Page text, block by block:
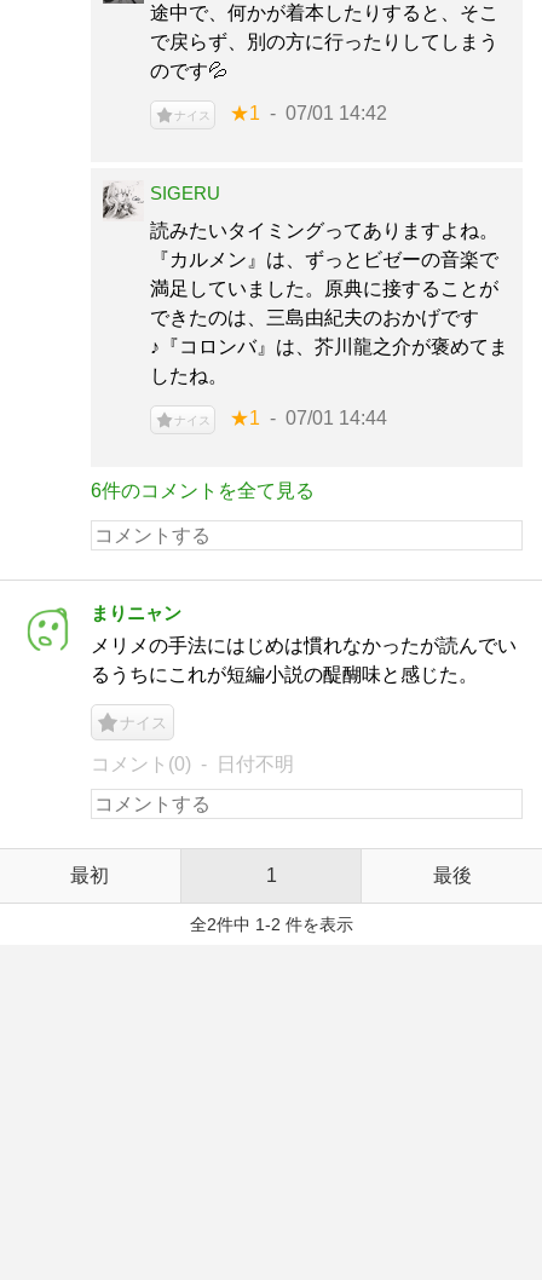
途中で、何かが着本したりすると、そこ
で戻らず、別の方に行ったりしてしまう
のです💦
ナイス ★1 07/01 14:42
SIGERU
読みたいタイミングってありますよね。
『カルメン』は、ずっとビゼーの音楽で
満足していました。原典に接することが
できたのは、三島由紀夫のおかげです
♪『コロンバ』は、芥川龍之介が褒めてま
したね。
ナイス ★1 07/01 14:44
6件のコメントを全て見る
まりニャン
メリメの手法にはじめは慣れなかったが読んでい
るうちにこれが短編小説の醍醐味と感じた。
ナイス
コメント(0) 日付不明
最初 1 最後
全2件中 1-2 件を表示